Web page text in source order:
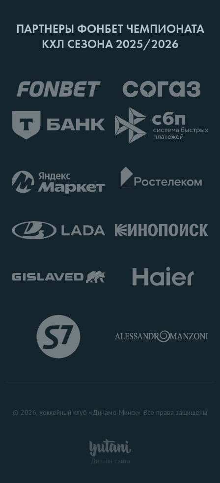
ПАРТНЕРЫ ФОНБЕТ ЧЕМПИОНАТА
КХЛ СЕЗОНА 2025/2026
© 2026, хоккейный клуб «Динамо-Минск». Все права защищены
Дизайн сайта